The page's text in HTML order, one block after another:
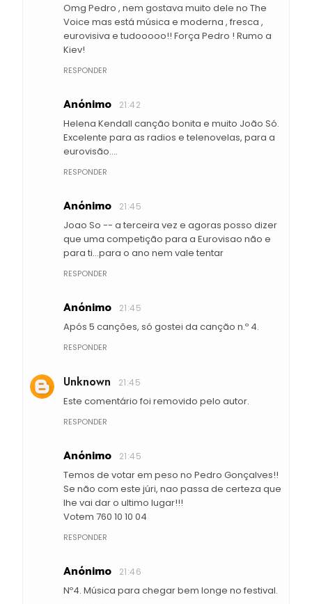
Omg Pedro , nem gostava muito dele no The
Voice mas está música e moderna , fresca ,
eurovisiva e tudooooo!! Força Pedro ! Rumo a
Kiev!
RESPONDER
Anónimo 21:42
Helena Kendall canção bonita e muito João Só.
Excelente para as radios e telenovelas, para a
eurovisão....
RESPONDER
Anónimo 21:45
Joao So -- a terceira vez e agoras posso dizer
que uma competição para a Eurovisao não e
para ti...para o ano nem vale tentar
RESPONDER
Anónimo 21:45
Após 5 canções, só gostei da canção n.º 4.
RESPONDER
Unknown 21:45
Este comentário foi removido pelo autor.
RESPONDER
Anónimo 21:45
Temos de votar em peso no Pedro Gonçalves!!
Se não com este júri, nao passa de certeza que
lhe vai dar o ultimo lugar!!!
Votem 760 10 10 04
RESPONDER
Anónimo 21:46
Nº4. Música para chegar bem longe no festival.